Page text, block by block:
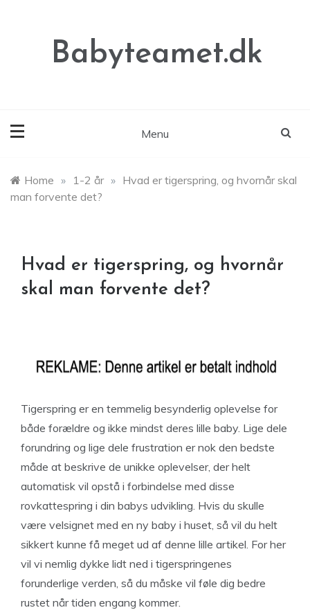
Babyteamet.dk
Menu
Home » 1-2 år » Hvad er tigerspring, og hvornår skal
man forvente det?
Hvad er tigerspring, og hvornår
skal man forvente det?
Tigerspring er en temmelig besynderlig oplevelse for
både forældre og ikke mindst deres lille baby. Lige dele
forundring og lige dele frustration er nok den bedste
måde at beskrive de unikke oplevelser, der helt
automatisk vil opstå i forbindelse med disse
rovkattespring i din babys udvikling. Hvis du skulle
være velsignet med en ny baby i huset, så vil du helt
sikkert kunne få meget ud af denne lille artikel. For her
vil vi nemlig dykke lidt ned i tigerspringenes
forunderlige verden, så du måske vil føle dig bedre
rustet når tiden engang kommer.